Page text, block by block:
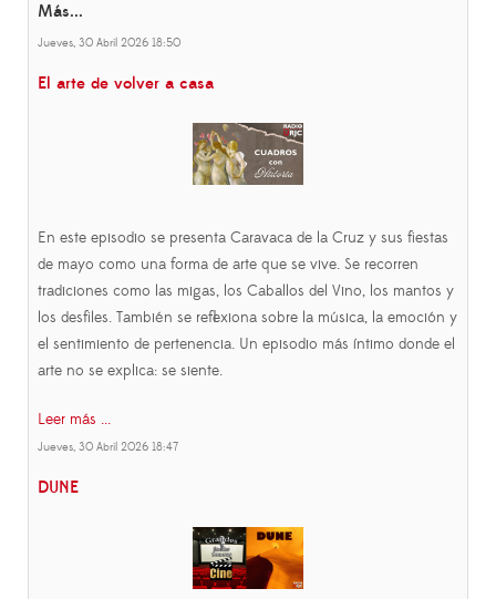
Más...
Jueves, 30 Abril 2026 18:50
El arte de volver a casa
En este episodio se presenta Caravaca de la Cruz y sus fiestas
de mayo como una forma de arte que se vive. Se recorren
tradiciones como las migas, los Caballos del Vino, los mantos y
los desfiles. También se reflexiona sobre la música, la emoción y
el sentimiento de pertenencia. Un episodio más íntimo donde el
arte no se explica: se siente.
Leer más ...
Jueves, 30 Abril 2026 18:47
DUNE